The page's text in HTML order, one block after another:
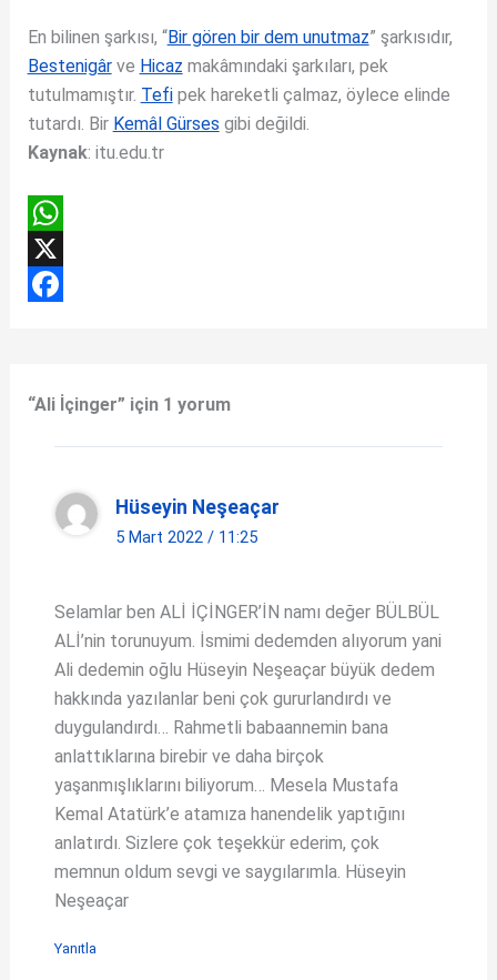
En bilinen şarkısı, “Bir gören bir dem unutmaz” şarkısıdır,
Bestenigârve Hicaz makâmındaki şarkıları, pek
tutulmamıştır. Tefipek hareketli çalmaz, öylece elinde
tutardı. Bir Kemâl Gürses gibi değildi.
Kaynak: itu.edu.tr
W
hX
“Ali İçinger” için 1 yorum
Hüseyin Neşeaçar
5 Mart 2022 / 11:25
Selamlar ben ALİ İÇİNGER’İN namı değer BÜLBÜL
ALİ’nin torunuyum. İsmimi dedemden alıyorum yani
Ali dedemin oğlu Hüseyin Neşeaçar büyük dedem
hakkında yazılanlar beni çok gururlandırdı ve
duygulandırdı… Rahmetli babaannemin bana
anlattıklarına birebir ve daha birçok
yaşanmışlıklarını biliyorum… Mesela Mustafa
Kemal Atatürk’e atamıza hanendelik yaptığını
anlatırdı. Sizlere çok teşekkür ederim, çok
memnun oldum sevgi ve saygılarımla. Hüseyin
Neşeaçar
Yanıtla